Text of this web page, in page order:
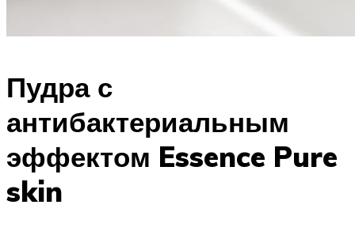
Пудра с
антибактериальным
эффектом Essence Pure
skin